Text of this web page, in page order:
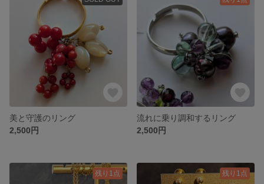
美と守護のリング
2,500円
流れに乗り調和するリング
2,500円
残り1点 残り1点